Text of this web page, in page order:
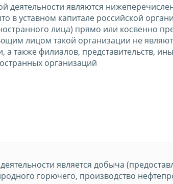
деятельности являются
в уставном капитале российской
лица) прямо или косвенно
лицом такой организации не
также филиалов, представительств,
организаций
является добыча
горючего, производство